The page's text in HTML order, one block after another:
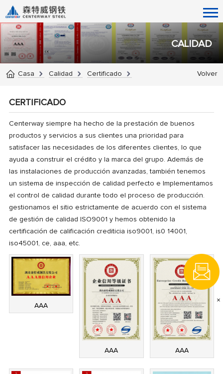
×
CALIDAD
Volver
Casa Calidad Certificado
CERTIFICADO
Centerway siempre ha hecho de la prestación de buenos
productos y servicios a sus clientes una prioridad para
satisfacer las necesidades de los diferentes clientes, lo que
ayuda a construir el crédito y la marca del grupo. Además de
las instalaciones de producción avanzadas, también tenemos
un sistema de inspección de calidad perfecto e Implementamos
el control de calidad durante todo el proceso de producción.
gestionamos el sitio estrictamente de acuerdo con el sistema
de gestión de calidad ISO9001 y hemos obtenido la
certificación de calificación crediticia iso9001, is0 14001,
iso45001, ce, aaa, etc.
AAA
AAA AAA